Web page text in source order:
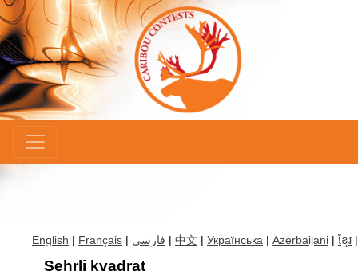
English | Français | فارسی | 中文 | Українська | Azerbaijani | ខ្មែរ
Sehrli kvadrat